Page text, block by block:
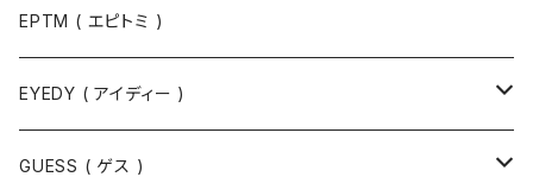
EPTM ( エピトミ )
EYEDY ( アイディー )
Tシャツ
GUESS ( ゲス )